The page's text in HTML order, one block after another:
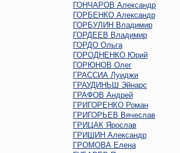
ГОНЧАРОВ Александр
ГОРБЕНКО Александр
ГОРБУЛИН Владимир
ГОРДЕЕВ Владимир
ГОРДО Ольга
ГОРОДНЕНКО Юрий
ГОРЮНОВ Олег
ГРАССИА Луиджи
ГРАУДИНЬШ Эйнарс
ГРАФОВ Андрей
ГРИГОРЕНКО Роман
ГРИГОРЬЕВ Вячеслав
ГРИЦАК Ярослав
ГРИШИН Александр
ГРОМОВА Елена